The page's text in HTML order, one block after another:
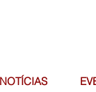
NOTÍCIAS